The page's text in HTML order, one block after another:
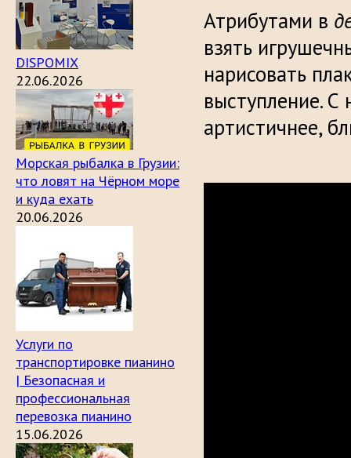
DISPOMIX
22.06.2026
Морская рыбалка в Грузии:
что ловят на Чёрном море
и куда ехать
20.06.2026
Услуги по
транспортировке пианино
| Безопасная и
профессиональная
перевозка пианино
15.06.2026
Атрибутами в
взять
нарисовать
выступление.
артистичнее,